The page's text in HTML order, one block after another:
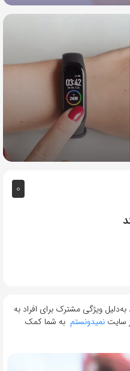
0
ویژگی‌ مشترک برای افراد به
سایت نمیدونستم به شما کمک